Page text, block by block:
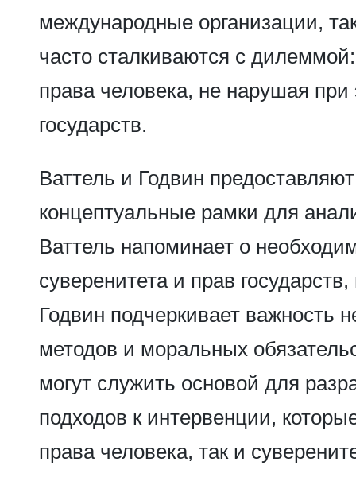
международные организации,
часто сталкиваются с
права человека, не нарушая при
государств.
Ваттель и Годвин
концептуальные рамки для
Ваттель напоминает о
суверенитета и прав
Годвин подчеркивает важность
методов и моральных
могут служить основой для
подходов к интервенции,
права человека, так и